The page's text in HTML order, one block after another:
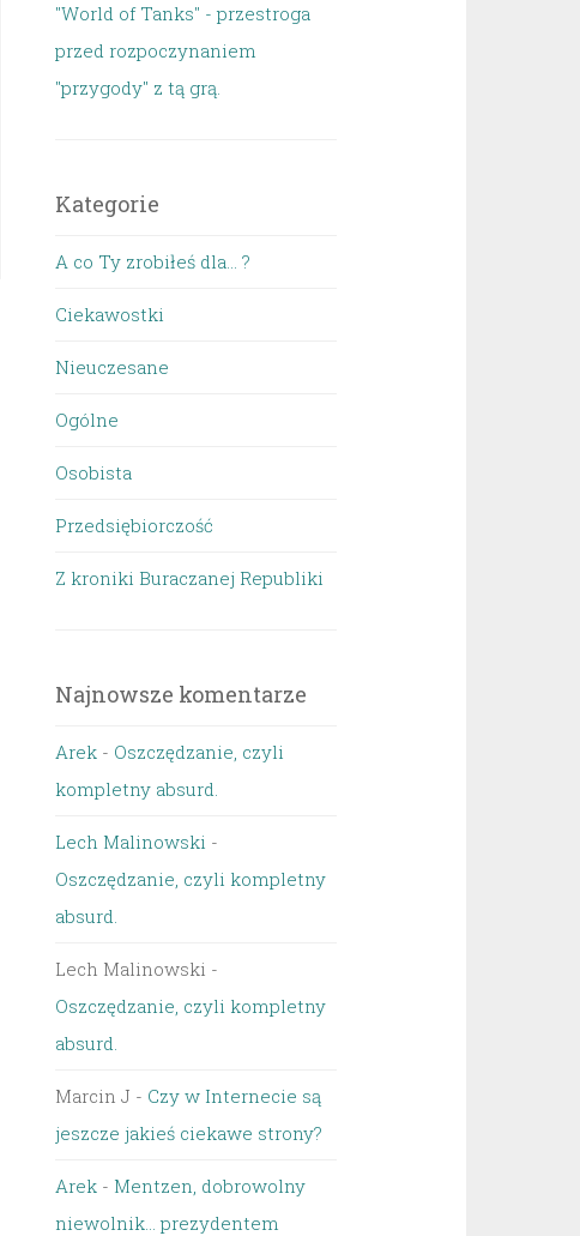
"World of Tanks" - przestroga
przed rozpoczynaniem
"przygody" z tą grą.
Kategorie
A co Ty zrobiłeś dla… ?
Ciekawostki
Nieuczesane
Ogólne
Osobista
Przedsiębiorczość
Z kroniki Buraczanej Republiki
Najnowsze komentarze
Arek - Oszczędzanie, czyli
kompletny absurd.
Lech Malinowski -
Oszczędzanie, czyli kompletny
absurd.
Lech Malinowski -
Oszczędzanie, czyli kompletny
absurd.
Marcin J - Czy w Internecie są
jeszcze jakieś ciekawe strony?
Arek - Mentzen, dobrowolny
niewolnik… prezydentem